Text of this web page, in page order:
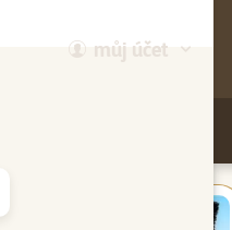
můj účet